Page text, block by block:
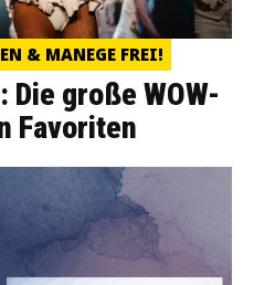
& MANEGE FREI!
große WOW-
Favoriten